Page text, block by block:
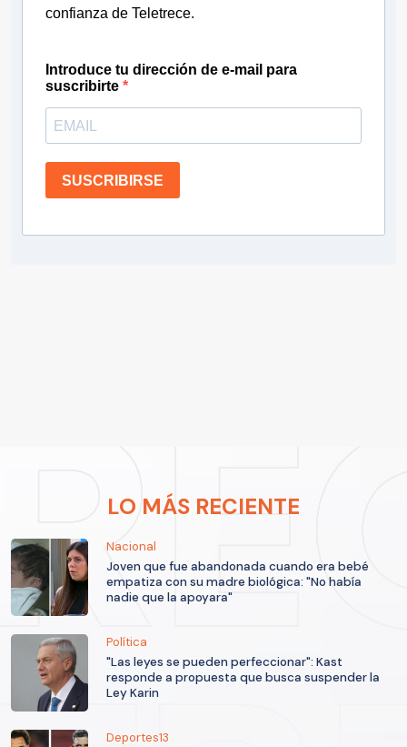
confianza de Teletrece.
Introduce tu dirección de e-mail para
suscribirte
SUSCRIBIRSE
LO MÁS RECIENTE
Nacional
Joven que fue abandonada cuando era bebé
empatiza con su madre biológica: "No había
nadie que la apoyara"
Política
"Las leyes se pueden perfeccionar": Kast
responde a propuesta que busca suspender la
Ley Karin
Deportes13